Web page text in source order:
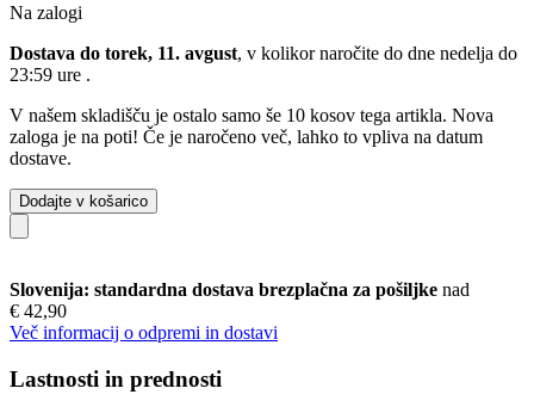
Na zalogi
Dostava do torek, 11. avgust, v kolikor naročite do dne nedelja do
23:59 ure .
V našem skladišču je ostalo samo še 10 kosov tega artikla. Nova
zaloga je na poti! Če je naročeno več, lahko to vpliva na datum
dostave.
Dodajte v košarico
Slovenija: standardna dostava brezplačna za pošiljke nad
€ 42,90
Več informacij o odpremi in dostavi
Lastnosti in prednosti